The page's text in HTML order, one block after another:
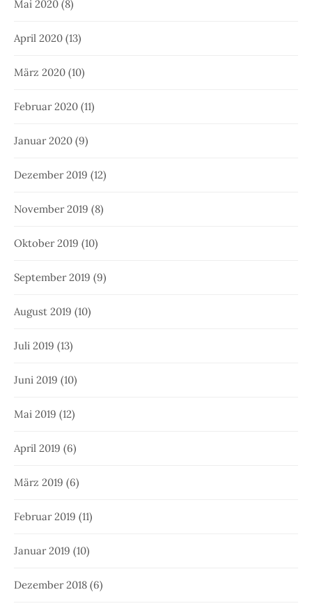
Mai 2020 (8)
April 2020 (13)
März 2020 (10)
Februar 2020 (11)
Januar 2020 (9)
Dezember 2019 (12)
November 2019 (8)
Oktober 2019 (10)
September 2019 (9)
August 2019 (10)
Juli 2019 (13)
Juni 2019 (10)
Mai 2019 (12)
April 2019 (6)
März 2019 (6)
Februar 2019 (11)
Januar 2019 (10)
Dezember 2018 (6)